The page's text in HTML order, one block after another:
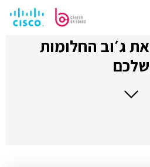
ג׳וב החלומות
שלכם